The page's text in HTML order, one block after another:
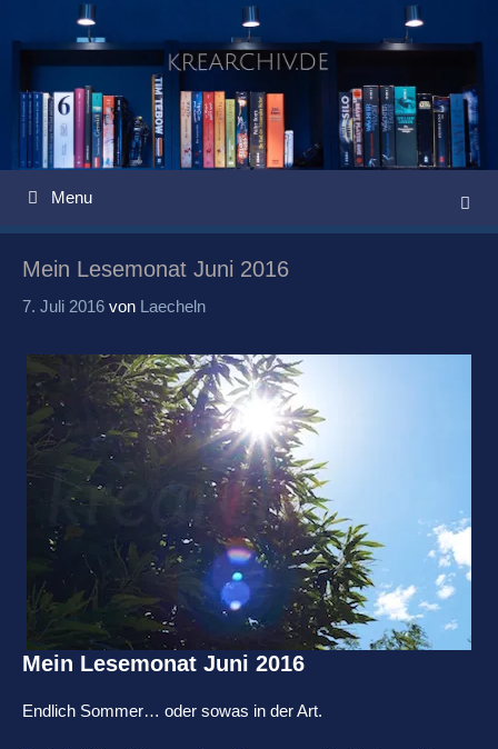
Menu
Mein Lesemonat Juni 2016
7. Juli 2016 von Laecheln
Mein Lesemonat Juni 2016
Endlich Sommer… oder sowas in der Art.